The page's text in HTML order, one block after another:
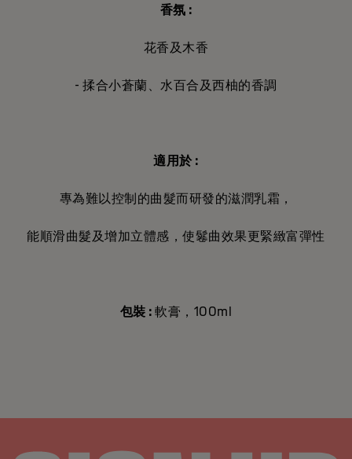
香氛 :
花香及木香
- 揉合小蒼蘭、水百合及西柚的香調
適用於:
專為難以控制的曲髮而研發的滋潤乳霜，
能順滑曲髮及增加立體感，使鬈曲效果更緊緻富彈性
包裝 :軟膏，100ml